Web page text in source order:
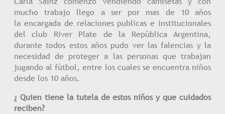
mucho trabajo llego a ser por mas de 10 años
la encargada de relaciones publicas e institucionales
del club River Plate de la República Argentina,
durante todos estos años pudo ver las falencias y la
necesidad de proteger a las personas que trabajan
jugando al fútbol, entre los cuales se encuentra niños
desde los 10 años.
¿ Quien tiene la tutela de estos niños y que cuidados
reciben?